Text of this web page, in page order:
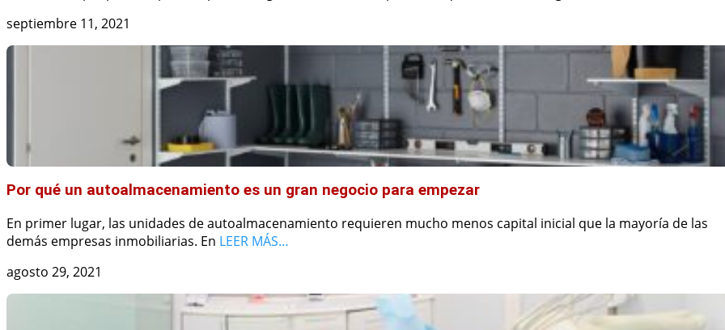
septiembre 11, 2021
Por qué un autoalmacenamiento es un gran negocio para empezar
En primer lugar, las unidades de autoalmacenamiento requieren mucho menos capital inicial que la mayoría de las
demás empresas inmobiliarias. En LEER MÁS…
agosto 29, 2021